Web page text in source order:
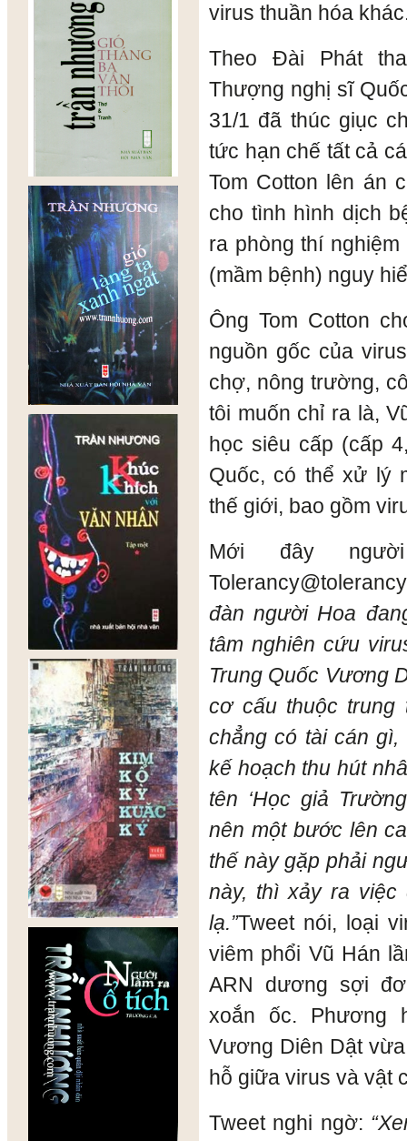
virus thuần hóa
Theo Đài Phát
Thượng nghị sĩ
31/1 đã thúc giục
tức hạn chế tất cả
Tom Cotton lên án
cho tình hình dịch
ra phòng thí
(mầm bệnh) nguy
Ông Tom Cotton
nguồn gốc của
chợ, nông trường,
tôi muốn chỉ ra là,
học siêu cấp (cấp
Quốc, có thể xử lý
thế giới, bao gồm
Mới đây
đàn người Hoa
tâm nghiên cứu
Trung Quốc Vương
cơ cấu thuộc trung
chẳng có tài cán
kế hoạch thu hút
tên ‘Học giả
nên một bước lên
thế này gặp phải
này, thì xảy ra
lạ.”Tweet nói, loại
viêm phổi Vũ Hán
ARN dương sợi
xoắn ốc. Phương
Vương Diên Dật
hỗ giữa virus và vật
Tweet nghi ngờ: